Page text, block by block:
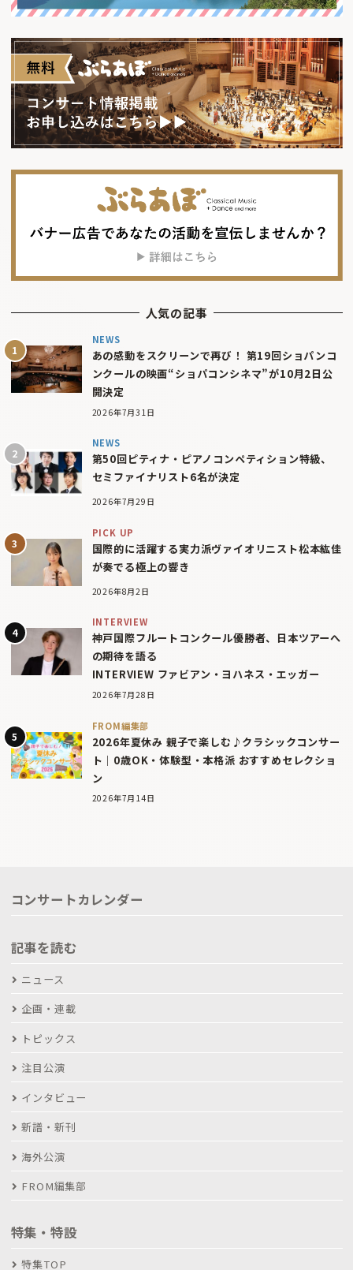
人気の記事
NEWS
あの感動をスクリーンで再び！ 第19回ショパンコ
ンクールの映画“ショパコンシネマ”が10月2日公
開決定
2026年7月31日
NEWS
第50回ピティナ・ピアノコンペティション特級、
セミファイナリスト6名が決定
2026年7月29日
PICK UP
国際的に活躍する実力派ヴァイオリニスト松本紘佳
が奏でる極上の響き
2026年8月2日
INTERVIEW
神戸国際フルートコンクール優勝者、日本ツアーへ
の期待を語る
INTERVIEW ファビアン・ヨハネス・エッガー
2026年7月28日
FROM編集部
2026年夏休み 親子で楽しむ♪クラシックコンサー
ト｜0歳OK・体験型・本格派 おすすめセレクショ
ン
2026年7月14日
コンサートカレンダー
記事を読む
ニュース
企画・連載
トピックス
注目公演
インタビュー
新譜・新刊
海外公演
FROM編集部
特集・特設
特集TOP